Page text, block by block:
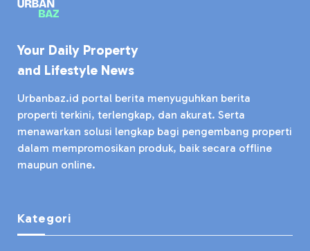
Your Daily Property
and Lifestyle News
Urbanbaz.id portal berita menyuguhkan berita
properti terkini, terlengkap, dan akurat. Serta
menawarkan solusi lengkap bagi pengembang properti
dalam mempromosikan produk, baik secara offline
maupun online.
Kategori